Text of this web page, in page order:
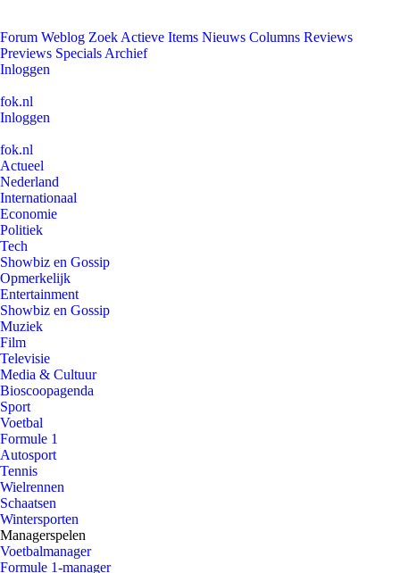
Forum Weblog Zoek Actieve Items Nieuws Columns Reviews
Previews Specials Archief
Inloggen
fok.nl
Inloggen
fok.nl
Actueel
Nederland
Internationaal
Economie
Politiek
Tech
Showbiz en Gossip
Opmerkelijk
Entertainment
Showbiz en Gossip
Muziek
Film
Televisie
Media & Cultuur
Bioscoopagenda
Sport
Voetbal
Formule 1
Autosport
Tennis
Wielrennen
Schaatsen
Wintersporten
Managerspelen
Voetbalmanager
Formule 1-manager